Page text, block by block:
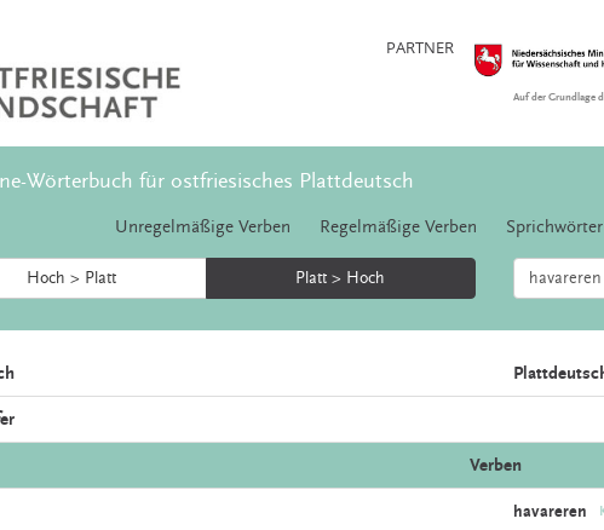
PARTNER
Auf der Grundlage
Wörterbuch für ostfriesisches Plattdeutsch
Unregelmäßige Verben Regelmäßige Verben
Hoch > Platt Platt > Hoch
Verben
havareren